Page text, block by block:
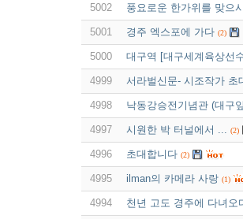
5002 풍요로운 한가위를 맞으
5001 경주 엑스포에 가다 (2)
5000 대구역 [대구세계육상선
4999 서라벌신문- 시조작가 초
4998 낙동강승전기념관 (대구
4997 시원한 박 터널에서 ... (2)
4996 초대합니다 (2)
4995 ilman의 카메라 사랑 (1)
4994 천년 고도 경주에 다녀오